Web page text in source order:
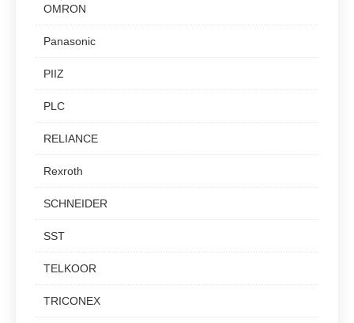
OMRON
Panasonic
PIIZ
PLC
RELIANCE
Rexroth
SCHNEIDER
SST
TELKOOR
TRICONEX